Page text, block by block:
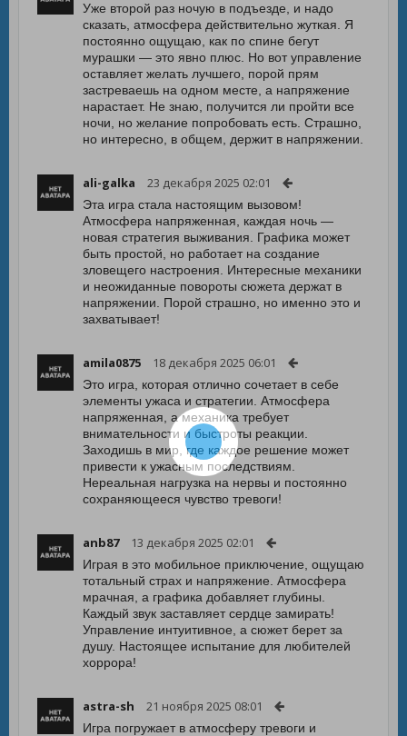
Уже второй раз ночую в подъезде, и надо
сказать, атмосфера действительно жуткая. Я
постоянно ощущаю, как по спине бегут
мурашки — это явно плюс. Но вот управление
оставляет желать лучшего, порой прям
застреваешь на одном месте, а напряжение
нарастает. Не знаю, получится ли пройти все
ночи, но желание попробовать есть. Страшно,
но интересно, в общем, держит в напряжении.
ali-galka 23 декабря 2025 02:01
Эта игра стала настоящим вызовом!
Атмосфера напряженная, каждая ночь —
новая стратегия выживания. Графика может
быть простой, но работает на создание
зловещего настроения. Интересные механики
и неожиданные повороты сюжета держат в
напряжении. Порой страшно, но именно это и
захватывает!
amila0875 18 декабря 2025 06:01
Это игра, которая отлично сочетает в себе
элементы ужаса и стратегии. Атмосфера
напряженная, а механика требует
внимательности и быстроты реакции.
Заходишь в мир, где каждое решение может
привести к ужасным последствиям.
Нереальная нагрузка на нервы и постоянно
сохраняющееся чувство тревоги!
anb87 13 декабря 2025 02:01
Играя в это мобильное приключение, ощущаю
тотальный страх и напряжение. Атмосфера
мрачная, а графика добавляет глубины.
Каждый звук заставляет сердце замирать!
Управление интуитивное, а сюжет берет за
душу. Настоящее испытание для любителей
хоррора!
astra-sh 21 ноября 2025 08:01
Игра погружает в атмосферу тревоги и